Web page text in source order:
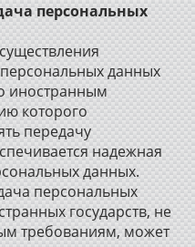
персональных
данных
иностранным
которого
передачу
надежная
данных.
персональных
государств, не
требованиям, может